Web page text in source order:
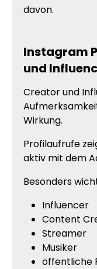
davon.
Instagram
und
Creator und
Wirkung.
Profilaufrufe
aktiv mit dem
Besonders
Influencer
Content
Streamer
Musiker
öffentliche